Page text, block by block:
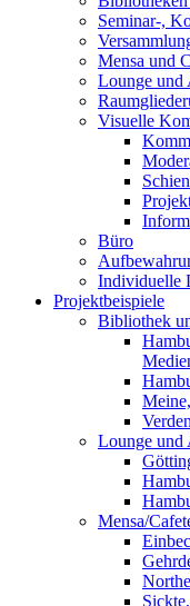
Seminar-,
Mensa und
Lounge und
Visuelle
Büro
Individuelle
Projektbeispiele
Bibliothek
Lounge und
Mensa/